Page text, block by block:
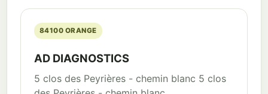
84100 ORANGE
AD DIAGNOSTICS
5 clos des Peyrières - chemin blanc 5 clos